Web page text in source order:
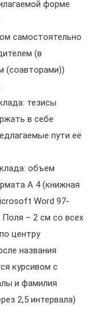
форме
самостоятельно
(в
(соавторами))
тезисы
в себе
пути её
объем
А 4 (книжная
Word 97-
– 2 см со всех
центру
названия
курсивом с
и фамилия
2,5 интервала)